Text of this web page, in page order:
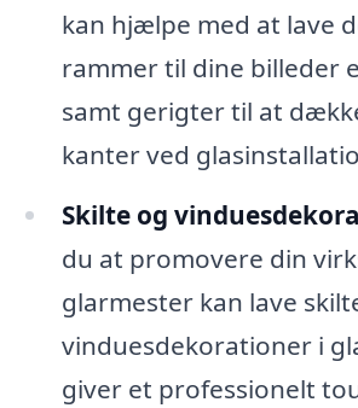
kan hjælpe med at lave
rammer til dine billeder
samt gerigter til at
kanter ved
Skilte og
du at promovere din
glarmester kan lave
vinduesdekorationer i
giver et professionelt